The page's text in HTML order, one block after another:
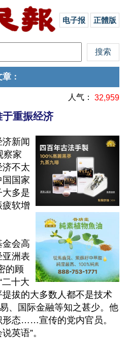
电子报 正體版
章 ：
人气： 32,959
重振经济
济新闻
察家
不太
国家
大多是
软增
会高
洲表
的顾
二十大
拔的大多数人都不是技术
、国际金融等知之甚少。他
形态……宣传的党内官员。
英语”。